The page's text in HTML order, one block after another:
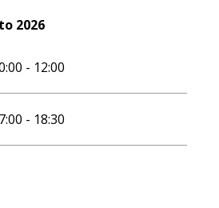
24 agosto 2026
2026
- 12:00
- 18:30